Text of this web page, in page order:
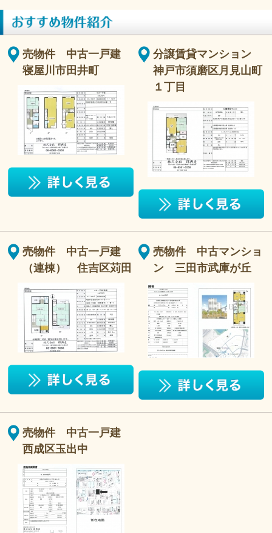
売物件 中古一戸建
寝屋川市田井町
分譲賃貸マンション
神戸市須磨区月見山町
１丁目
売物件 中古一戸建
（連棟） 住吉区苅田
売物件 中古マンショ
ン 三田市武庫が丘
売物件 中古一戸建
西成区玉出中